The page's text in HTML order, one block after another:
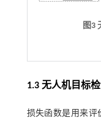
图3
1.3 无人机目标
损失函数是用来评